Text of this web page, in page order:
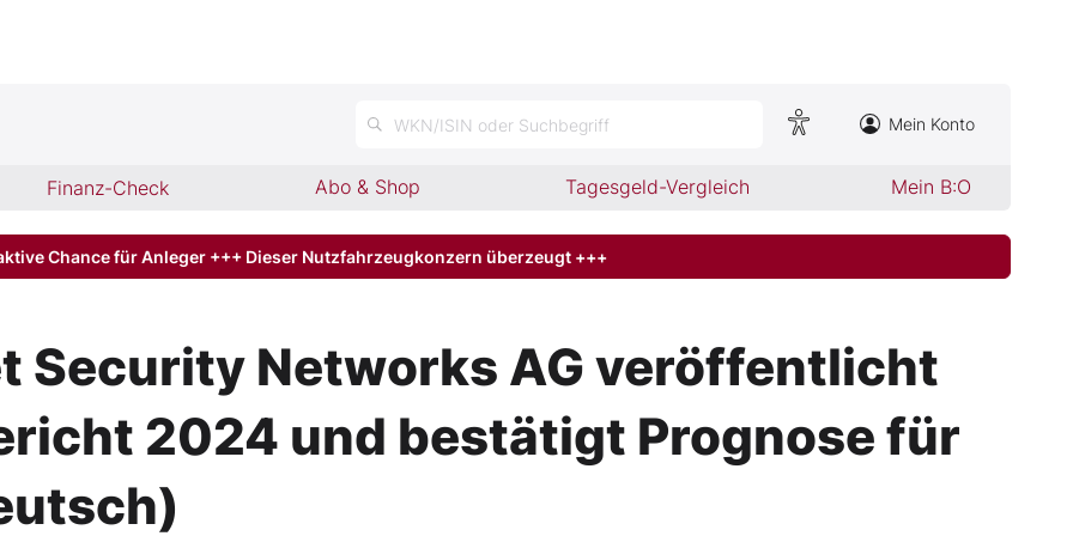
WKN/ISIN oder Suchbegriff Mein Konto
Finanz-Check Abo & Shop Tagesgeld-Vergleich Mein B:O
Chance für Anleger +++ Dieser Nutzfahrzeugkonzern überzeugt +++
Security Networks AG veröffentlicht
2024 und bestätigt Prognose für